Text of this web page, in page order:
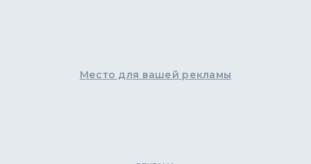
Место для вашей рекламы